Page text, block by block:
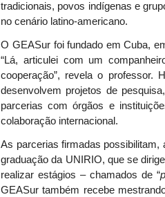
tradicionais, povos indígenas e
no cenário latino-americano.
O GEASur foi fundado em Cuba,
“Lá, articulei com um
cooperação”, revela o professor.
desenvolvem projetos de
parcerias com órgãos e
colaboração internacional.
As parcerias firmadas possibilitam,
graduação da UNIRIO, que se
realizar estágios – chamados de “
GEASur também recebe